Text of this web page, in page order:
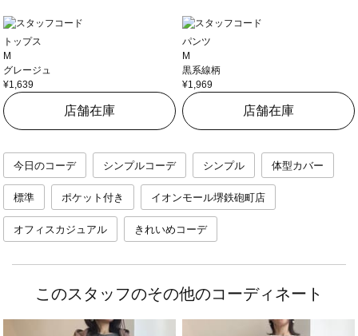
トップス
M
グレージュ
¥1,639
店舗在庫
パンツ
M
黒系線柄
¥1,969
店舗在庫
今日のコーデ シンプルコーデ シンプル 体型カバー
標準 ポケット付き イオンモール堺鉄砲町店
オフィスカジュアル きれいめコーデ
このスタッフのその他のコーディネート